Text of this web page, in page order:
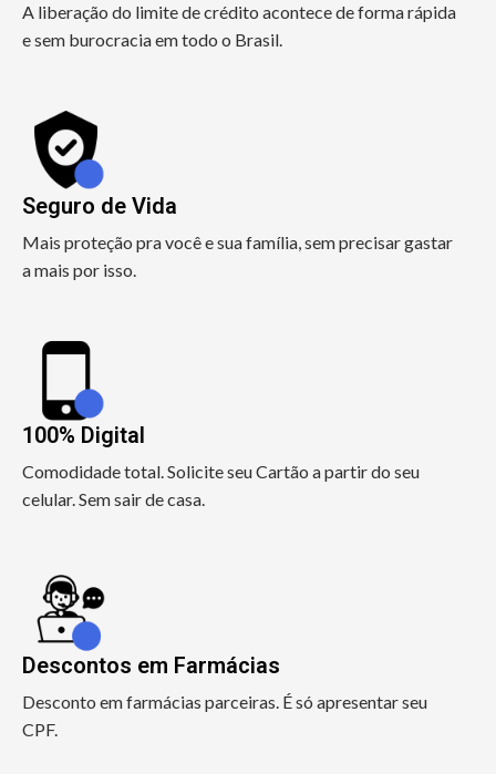
A liberação do limite de crédito acontece de forma rápida
e sem burocracia em todo o Brasil.
Seguro de Vida
Mais proteção pra você e sua família, sem precisar gastar
a mais por isso.
100% Digital
Comodidade total. Solicite seu Cartão a partir do seu
celular. Sem sair de casa.
Descontos em Farmácias
Desconto em farmácias parceiras. É só apresentar seu
CPF.